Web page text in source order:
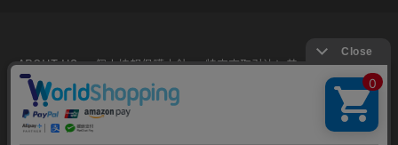
ABOUT US 個人情報保護方針 特定商取引法に基づく表示
利用規約 サイト利用条件